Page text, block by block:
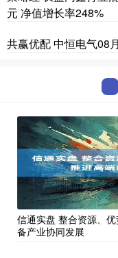
元 净值增长率248%
共赢优配 中恒电气08
信通实盘 整合资源、
备产业协同发展